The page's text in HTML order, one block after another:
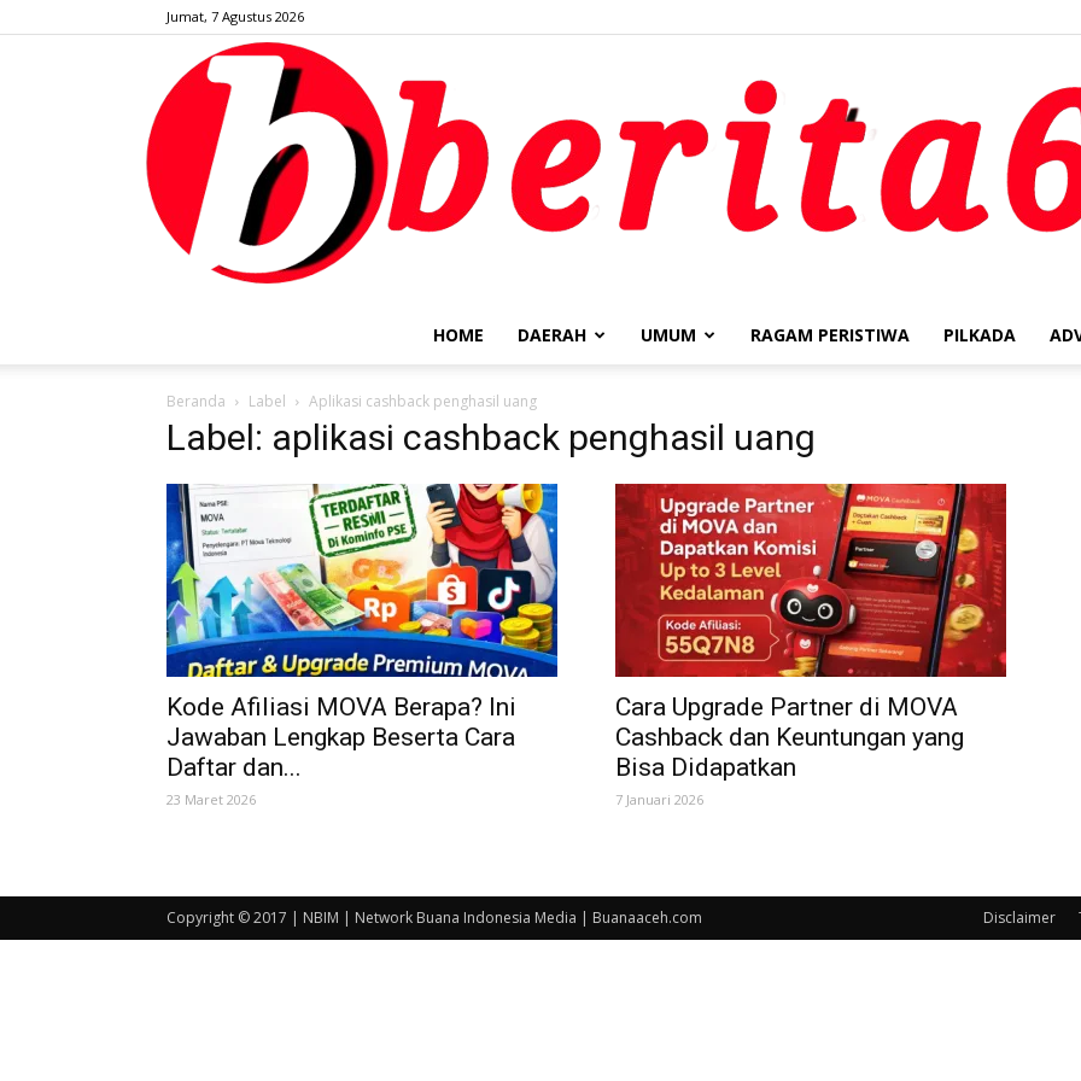
Jumat, 7 Agustus 2026
HOME DAERAH UMUM RAGAM PERISTIWA PILKADA
Beranda Label Aplikasi cashback penghasil uang
Label: aplikasi cashback penghasil uang
Kode Afiliasi MOVA Berapa? Ini
Jawaban Lengkap Beserta Cara
Daftar dan...
23 Maret 2026
Cara Upgrade Partner di MOVA
Cashback dan Keuntungan yang
Bisa Didapatkan
7 Januari 2026
Disclaimer
Copyright © 2017 | NBIM | Network Buana Indonesia Media | Buanaaceh.com